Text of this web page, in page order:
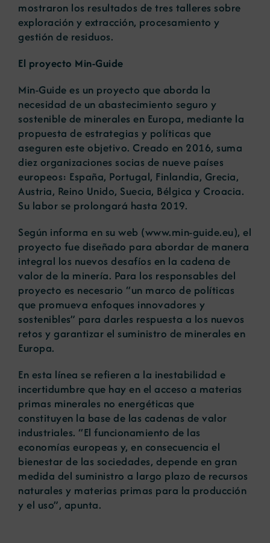
mostraron los resultados de tres talleres sobre
exploración y extracción, procesamiento y
gestión de residuos.
El proyecto Min-Guide
Min-Guide es un proyecto que aborda la
necesidad de un abastecimiento seguro y
sostenible de minerales en Europa, mediante la
propuesta de estrategias y políticas que
aseguren este objetivo. Creado en 2016, suma
diez organizaciones socias de nueve países
europeos: España, Portugal, Finlandia, Grecia,
Austria, Reino Unido, Suecia, Bélgica y Croacia.
Su labor se prolongará hasta 2019.
Según informa en su web (www.min-guide.eu), el
proyecto fue diseñado para abordar de manera
integral los nuevos desafíos en la cadena de
valor de la minería. Para los responsables del
proyecto es necesario “un marco de políticas
que promueva enfoques innovadores y
sostenibles” para darles respuesta a los nuevos
retos y garantizar el suministro de minerales en
Europa.
En esta línea se refieren a la inestabilidad e
incertidumbre que hay en el acceso a materias
primas minerales no energéticas que
constituyen la base de las cadenas de valor
industriales. “El funcionamiento de las
economías europeas y, en consecuencia el
bienestar de las sociedades, depende en gran
medida del suministro a largo plazo de recursos
naturales y materias primas para la producción
y el uso”, apunta.